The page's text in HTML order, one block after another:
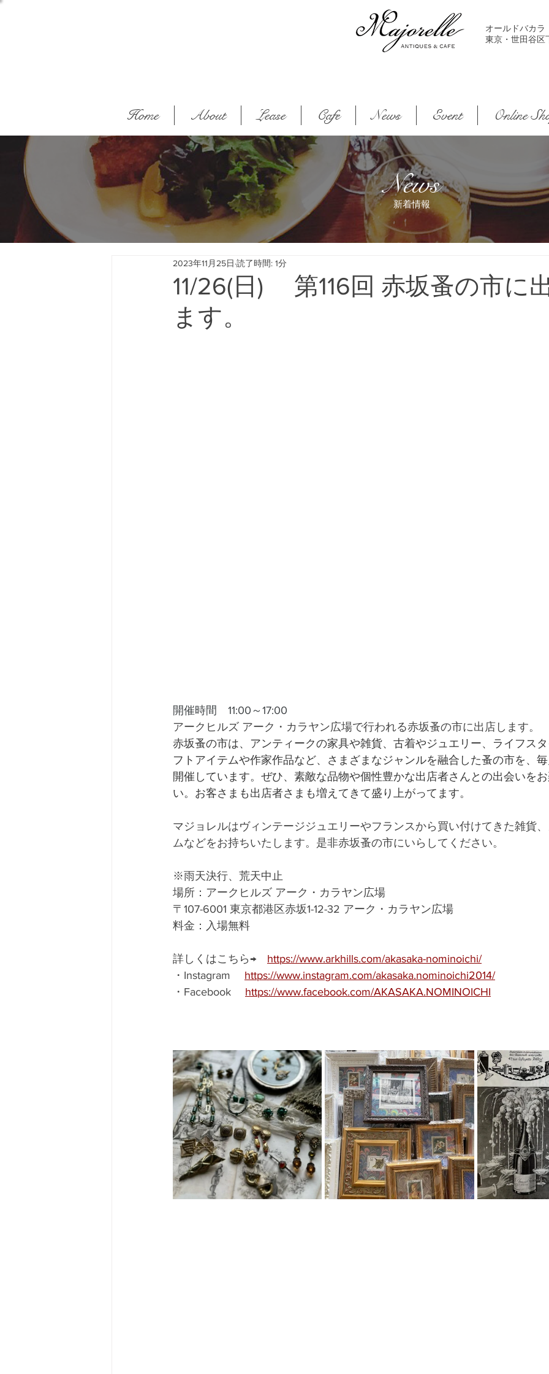
オールドバカラ
東京・世田谷
Home About Lease Cafe News Event Online
News
新着情報
11/26(日) 第116回 赤坂蚤の市に
ます。
2023年11月25日 読了時間: 1分
開催時間　11:00～17:00
アークヒルズ アーク・カラヤン広場で行われる赤坂蚤の市に出店します。
赤坂蚤の市は、アンティークの家具や雑貨、古着やジュエリー、ライフス
フトアイテムや作家作品など、さまざまなジャンルを融合した蚤の市を、
開催しています。ぜひ、素敵な品物や個性豊かな出店者さんとの出会いを
い。お客さまも出店者さまも増えてきて盛り上がってます。
マジョレルはヴィンテージジュエリーやフランスから買い付けてきた雑貨
ムなどをお持ちいたします。是非赤坂蚤の市にいらしてください。
※雨天決行、荒天中止
場所：アークヒルズ アーク・カラヤン広場
〒107-6001 東京都港区赤坂1-12-32 アーク・カラヤン広場
料金：入場無料
詳しくはこちら→ https://www.arkhills.com/akasaka-nominoichi/
・Instagram https://www.instagram.com/akasaka.nominoichi2014/
・Facebook https://www.facebook.com/AKASAKA.NOMINOICHI